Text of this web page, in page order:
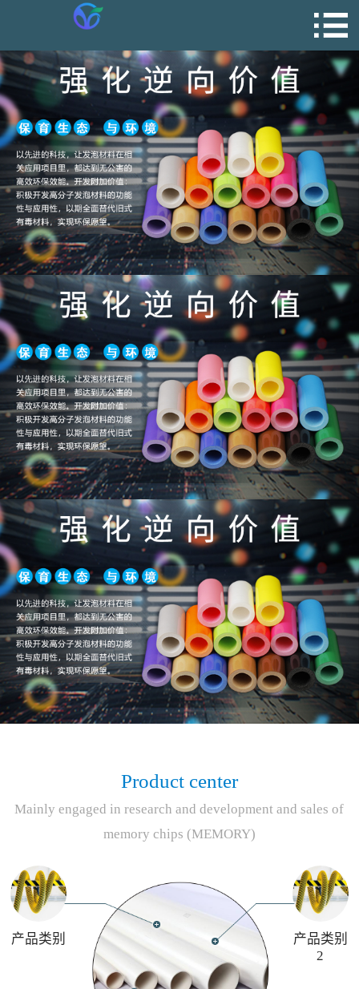
Product center
Mainly engaged in research and development and sales of
memory chips (MEMORY)
产品类别
产品类别
2